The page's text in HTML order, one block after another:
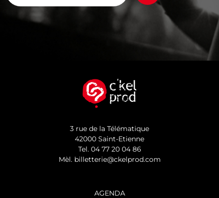
(Nécessaire)
3 rue de la Télématique
42000 Saint-Etienne
Tel. 04 77 20 04 86
Mèl. billetterie@ckelprod.com
AGENDA